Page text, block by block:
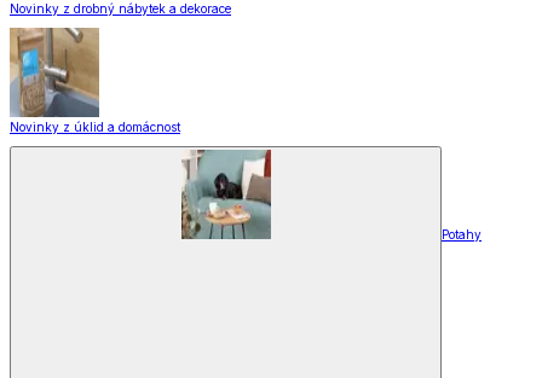
Novinky z drobný nábytek a dekorace
Novinky z úklid a domácnost
Potahy